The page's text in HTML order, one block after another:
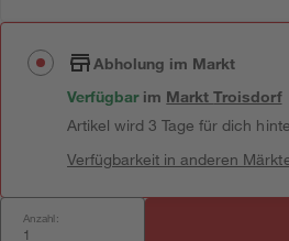
Abholung im Markt
Verfügbar im MarktTroisdorf
Artikel wird 3 Tage für dich
Verfügbarkeit in anderen
Anzahl: